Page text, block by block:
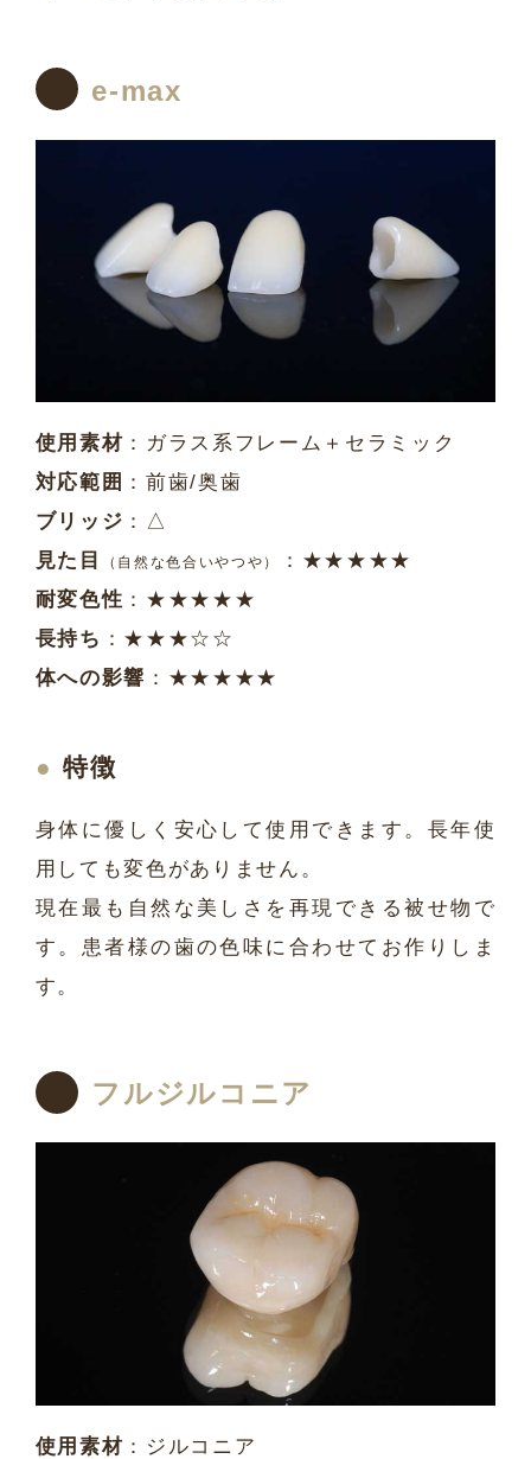
e-max
使用素材 ：ガラス系フレーム＋セラミック
対応範囲 ：前歯/奥歯
ブリッジ ：△
見た目
（自然な色合いやつや）
：★★★★★
耐変色性 ：★★★★★
長持ち ：★★★☆☆
体への影響 ：★★★★★
特徴
身体に優しく安心して使用できます。長年使
用しても変色がありません。
現在最も自然な美しさを再現できる被せ物で
す。患者様の歯の色味に合わせてお作りしま
す。
フルジルコニア
使用素材 ：ジルコニア